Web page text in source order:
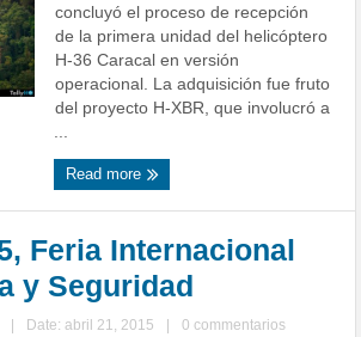
concluyó el proceso de recepción
de la primera unidad del helicóptero
H-36 Caracal en versión
operacional. La adquisición fue fruto
del proyecto H-XBR, que involucró a
...
Read more
Feria Internacional
y Seguridad
Date: abril 21, 2015
0 commentarios